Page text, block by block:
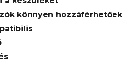
könnyen hozzáférhetőek